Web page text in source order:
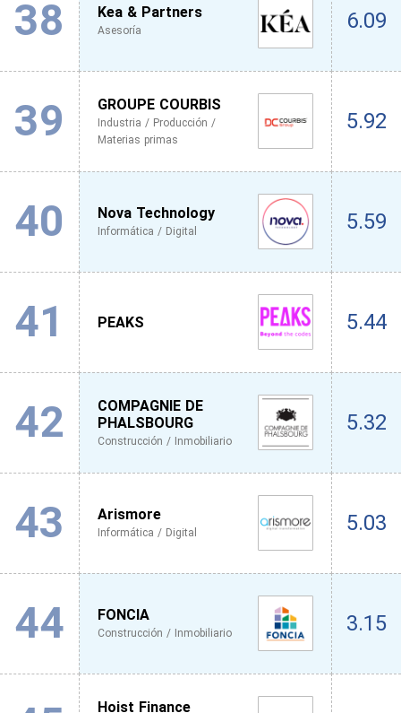
38 Kea & Partners
Asesoría 6.09
39 GROUPE COURBIS
Industria / Producción /
Materias primas
5.92
40 Nova Technology
Informática / Digital 5.59
41 PEAKS 5.44
42
COMPAGNIE DE
PHALSBOURG
Construcción / Inmobiliario
5.32
43 Arismore
Informática / Digital 5.03
44 FONCIA
Construcción / Inmobiliario 3.15
Hoist Finance